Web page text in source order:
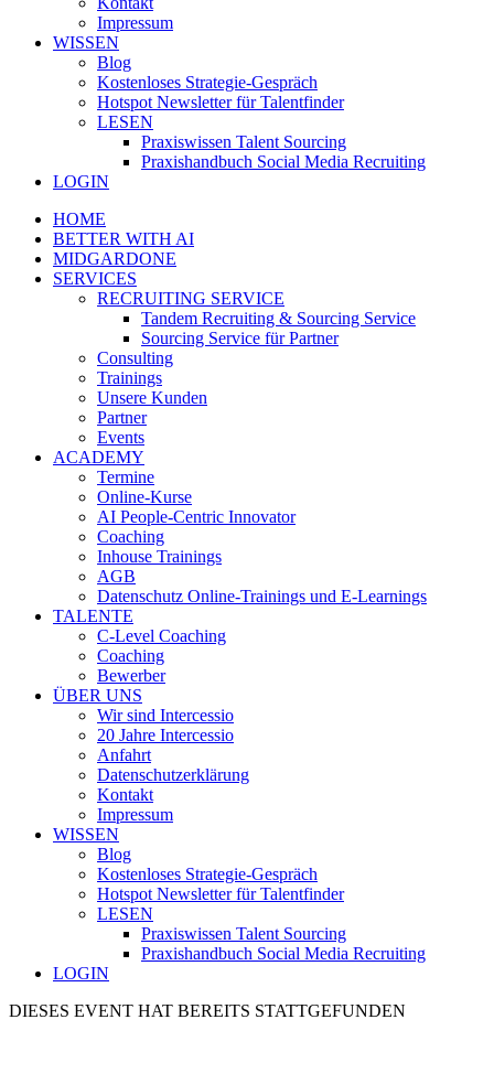
Impressum
WISSEN
Blog
Kostenloses Strategie-Gespräch
Hotspot Newsletter für Talentfinder
LESEN
Praxiswissen Talent Sourcing
Praxishandbuch Social Media Recruiting
LOGIN
HOME
BETTER WITH AI
MIDGARDONE
SERVICES
RECRUITING SERVICE
Tandem Recruiting & Sourcing Service
Sourcing Service für Partner
Consulting
Trainings
Unsere Kunden
Partner
Events
ACADEMY
Termine
Online-Kurse
AI People-Centric Innovator
Coaching
Inhouse Trainings
AGB
Datenschutz Online-Trainings und E-Learnings
TALENTE
C-Level Coaching
Coaching
Bewerber
ÜBER UNS
Wir sind Intercessio
20 Jahre Intercessio
Anfahrt
Datenschutzerklärung
Kontakt
Impressum
WISSEN
Blog
Kostenloses Strategie-Gespräch
Hotspot Newsletter für Talentfinder
LESEN
Praxiswissen Talent Sourcing
Praxishandbuch Social Media Recruiting
LOGIN
DIESES EVENT HAT BEREITS STATTGEFUNDEN